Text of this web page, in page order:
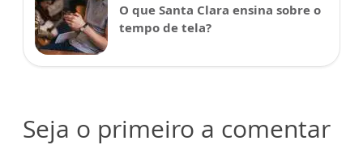
O que Santa Clara ensina sobre o
tempo de tela?
Seja o primeiro a comentar